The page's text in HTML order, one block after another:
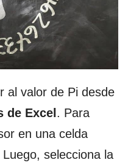
al valor de Pi desde
de Excel . Para
en una celda
selecciona la